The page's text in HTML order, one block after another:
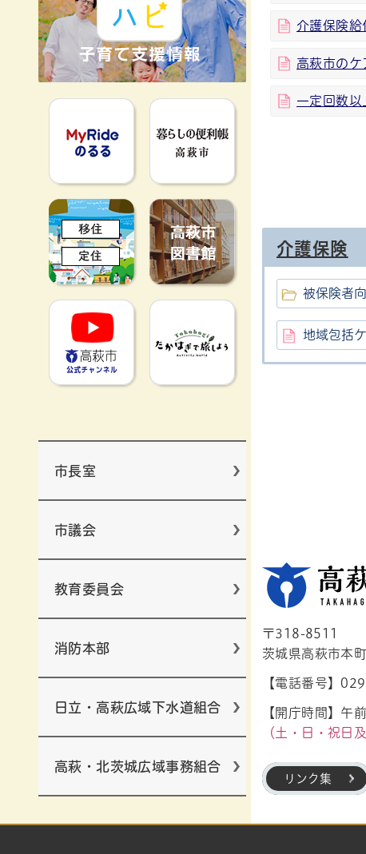
MyRideのるる 暮らしの便利
移住定住
高萩市YouTube公式チャンネル
たかはぎで旅
市長室
市議会
教育委員会
消防本部
日立・高萩広域下水道組合
高萩・北茨城広域事務組合
介護保険給
高萩市のケ
一定回数以
介護保険
被保険者
地域包括
〒318-8511
茨城県高萩市本
【電話番号】
【開庁時間】午
（土・日・祝日
リンク集